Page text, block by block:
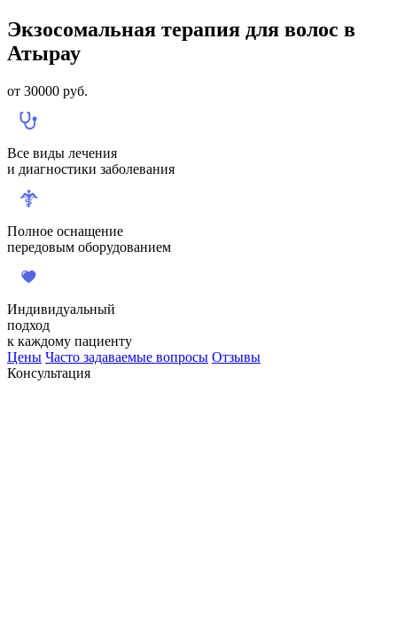
Экзосомальная терапия для волос в
Атырау
от 30000 руб.
Все виды лечения
и диагностики заболевания
Полное оснащение
передовым оборудованием
Индивидуальный
подход
к каждому пациенту
Цены Часто задаваемые вопросы Отзывы
Консультация